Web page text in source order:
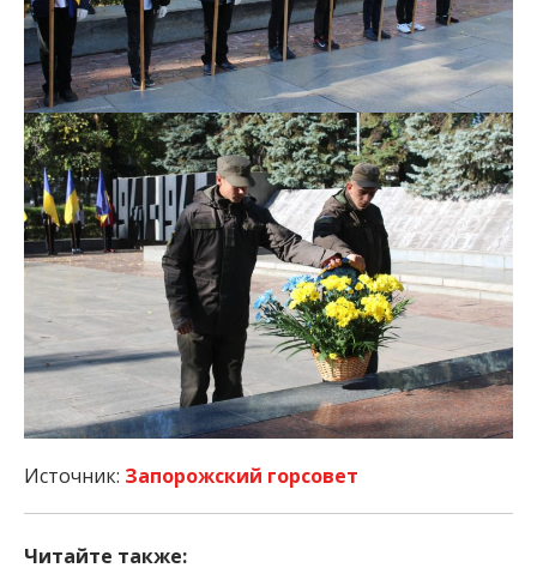
Источник: Запорожский горсовет
Читайте также: